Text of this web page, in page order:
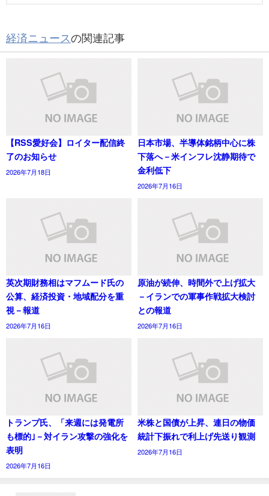
経済ニュースの関連記事
【RSS愛好会】ロイター配信終
了のお知らせ
2026年7月18日
日本市場、半導体銘柄中心に株
下落へ－米インフレ沈静期待で
金利低下
2026年7月16日
英次期財務相はマフムード氏の
公算、経済投資・地域配分を重
視－報道
2026年7月16日
原油が続伸、時間外で上げ拡大
－イランでの軍事作戦拡大検討
との報道
2026年7月16日
トランプ氏、「来週には発電所
も標的｣－対イラン攻撃の強化を
表明
2026年7月16日
米株と国債が上昇、連日の物価
統計下振れで利上げ先送り観測
2026年7月16日